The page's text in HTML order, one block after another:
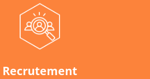
Recrutement